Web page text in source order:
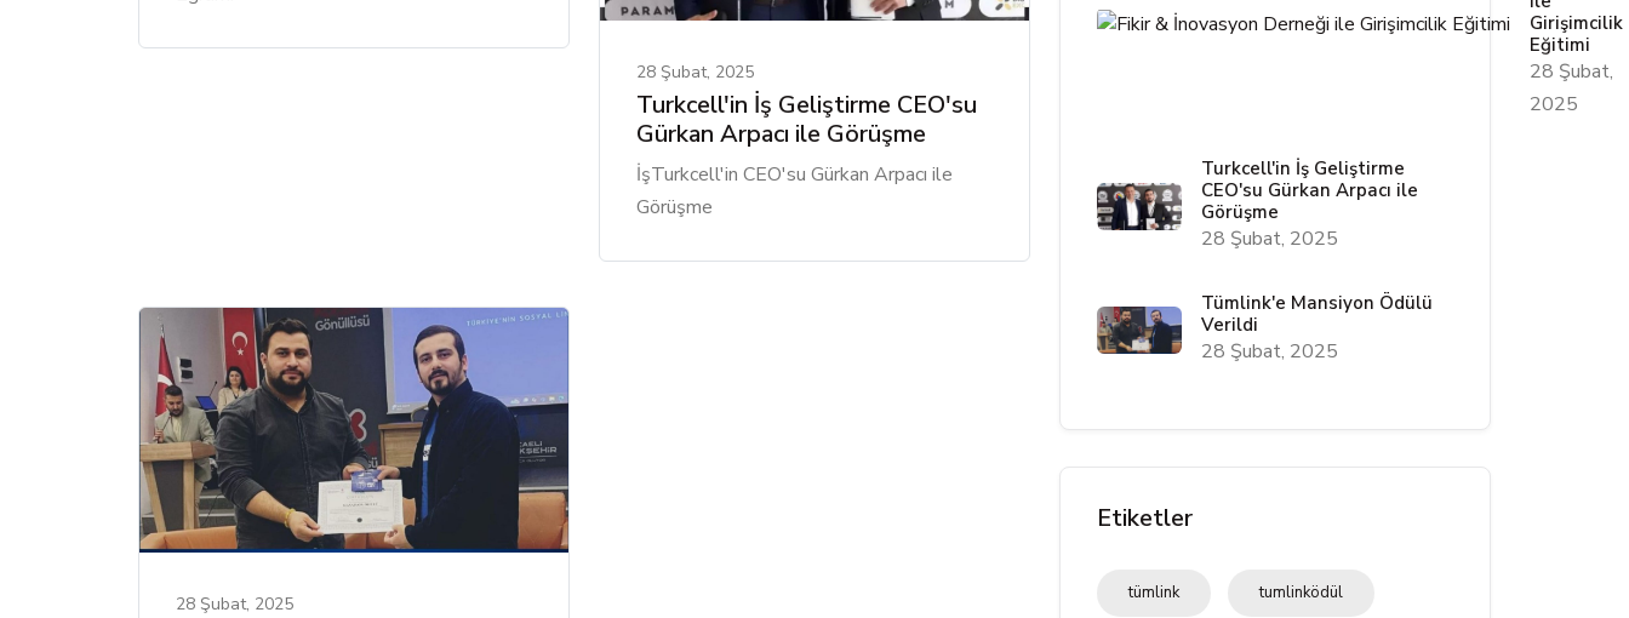
28 Şubat, 2025
Turkcell'in İş Geliştirme CEO'su
Gürkan Arpacı ile Görüşme
İşTurkcell'in CEO'su Gürkan Arpacı ile
Görüşme
28 Şubat, 2025
Girişimcilik
Eğitimi
28 Şubat,
2025
Turkcell'in İş Geliştirme
CEO'su Gürkan Arpacı ile
Görüşme
28 Şubat, 2025
Tümlink'e Mansiyon Ödülü
Verildi
28 Şubat, 2025
Etiketler
tümlink tumlinködül